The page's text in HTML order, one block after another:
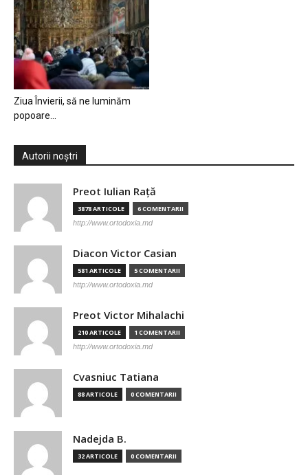
Ziua Învierii, să ne luminăm
popoare…
Autorii noștri
Preot Iulian Raţă
3878 ARTICOLE 6 COMENTARII
http://www.ortodoxia.md
Diacon Victor Casian
581 ARTICOLE 5 COMENTARII
http://www.ortodoxia.md
Preot Victor Mihalachi
210 ARTICOLE 1 COMENTARII
http://www.ortodoxia.md
Cvasniuc Tatiana
88 ARTICOLE 0 COMENTARII
Nadejda B.
32 ARTICOLE 0 COMENTARII